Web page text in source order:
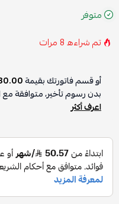
متوفر
تم شراءه8مرات
أو قسم فاتورتك بقيمة130.00
بدون رسوم تأخير، متوافقة مع
اعرف أكثر